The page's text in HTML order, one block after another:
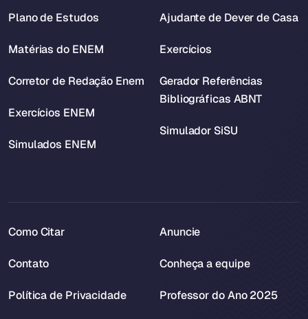
Plano de Estudos
Matérias do ENEM
Corretor de Redação Enem
Exercícios ENEM
Simulados ENEM
Ajudante de Dever de Casa
Exercícios
Gerador Referências
Bibliográficas ABNT
Simulador SiSU
Como Citar
Contato
Política de Privacidade
Anuncie
Conheça a equipe
Professor do Ano 2025